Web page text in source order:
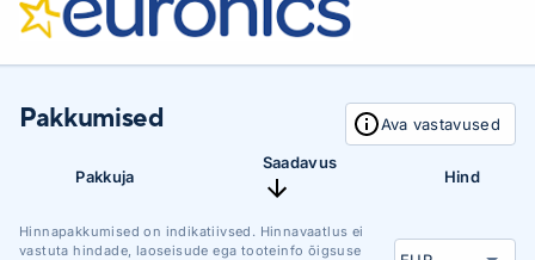
Pakkumised Ava vastavused
Pakkuja
Saadavus
Hind
Hinnapakkumised on indikatiivsed. Hinnavaatlus ei
vastuta hindade, laoseisude ega tooteinfo õigsuse